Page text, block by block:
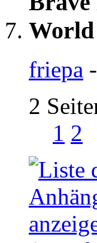
friepa
2
1 2